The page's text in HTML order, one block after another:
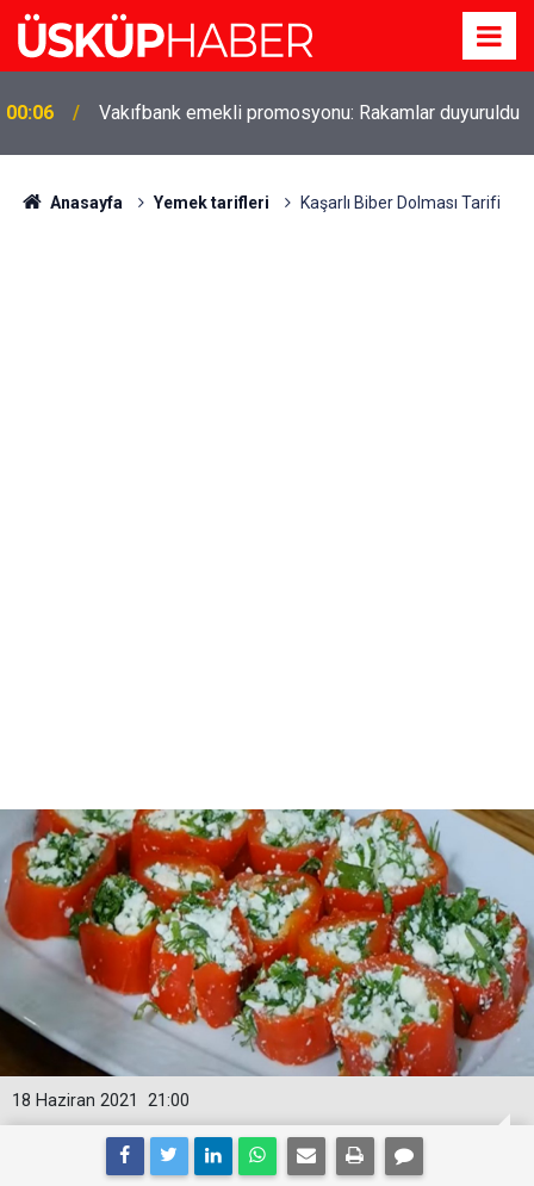
19:21
Gözde oldu! Hem köy hem mahalle hayatı iç içe!
İzmir'deki doğal semt
Anasayfa Yemek tarifleri Kaşarlı Biber Dolması Tarifi
21:00
18 Haziran 2021